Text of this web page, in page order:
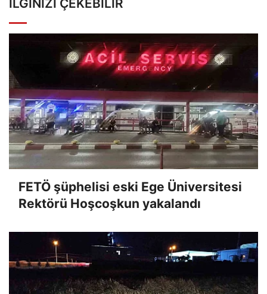
İLGINIZI ÇEKEBILIR
FETÖ şüphelisi eski Ege Üniversitesi
Rektörü Hoşcoşkun yakalandı